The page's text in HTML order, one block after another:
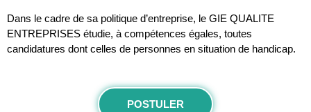
Dans le cadre de sa politique d’entreprise, le GIE QUALITE
ENTREPRISES étudie, à compétences égales, toutes
candidatures dont celles de personnes en situation de handicap.
POSTULER